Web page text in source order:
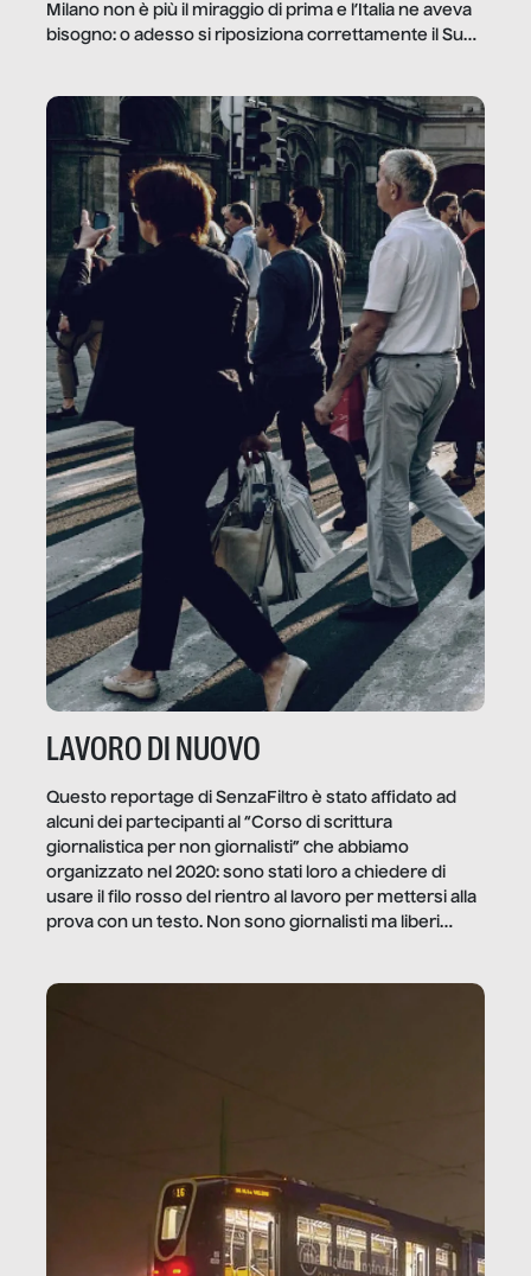
Milano non è più il miraggio di prima e l’Italia ne aveva
bisogno: o adesso si riposiziona correttamente il Sud
LAVORO DI NUOVO
Questo reportage di SenzaFiltro è stato affidato ad
alcuni dei partecipanti al “Corso di scrittura
giornalistica per non giornalisti” che abbiamo
organizzato nel 2020: sono stati loro a chiedere di
usare il filo rosso del rientro al lavoro per mettersi alla
prova con un testo. Non sono giornalisti ma liberi